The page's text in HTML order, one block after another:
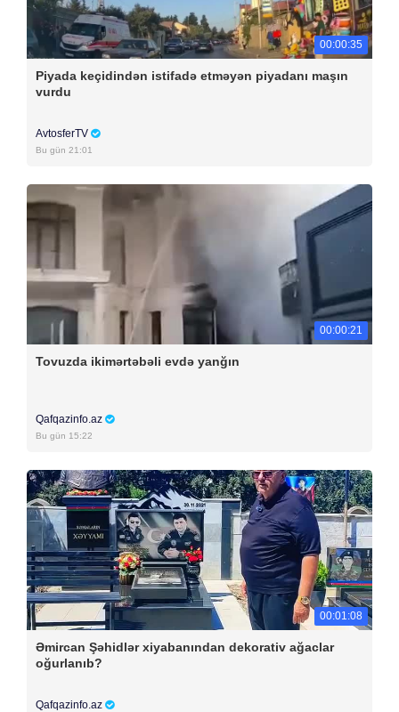
00:00:35
Piyada keçidindən istifadə etməyən piyadanı maşın
vurdu
AvtosferTV
Bu gün 21:01
00:00:21
Tovuzda ikimərtəbəli evdə yanğın
Qafqazinfo.az
Bu gün 15:22
00:01:08
Əmircan Şəhidlər xiyabanından dekorativ ağaclar
oğurlanıb?
Qafqazinfo.az